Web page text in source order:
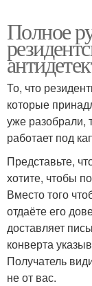
Полное
То, что
которые
уже разобрали,
работает под
Представьте,
хотите, чтобы
Вместо того
отдаёте его
доставляет
конверта
Получатель
не от вас.